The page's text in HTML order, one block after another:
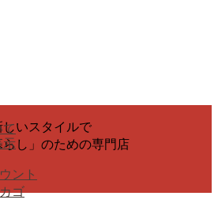
いスタイルで
し」のための専門店
ント
ゴ
示